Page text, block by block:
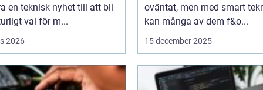
en teknisk nyhet till att bli
val för m...
2026
oväntat, men med smart
kan många av dem f&o...
15 december 2025